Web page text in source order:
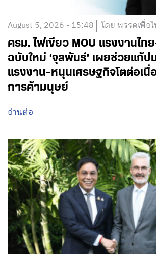
August 5, 2026 - 15:48 โดย พรรคเพื่อ
ครม. ไฟเขียว MOU แรงงานไท
ฉบับใหม่ ‘จุลพันธ์’ เผยช่วยแก้
แรงงาน-หนุนเศรษฐกิจโตต่อเ
การค้ามนุษย์
อ่านต่อ